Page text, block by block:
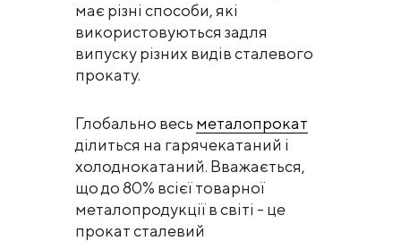
має різні способи, які
використовуються задля
випуску різних видів сталевого
прокату.
Глобально весь металопрокат
ділиться на гарячекатаний і
холоднокатаний. Вважається,
що до 80% всієї товарної
металопродукції в світі - це
прокат сталевий